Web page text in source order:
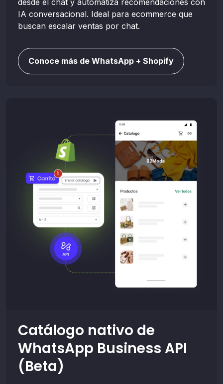
IA conversacional. Ideal para ecommerce que
buscan escalar ventas por chat.
Conoce más de WhatsApp + Shopify
Catálogo nativo de
WhatsApp Business API
(Beta)